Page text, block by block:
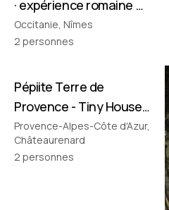
· expérience romaine &
cinéma privé
Occitanie, Nîmes
2 personnes
Tiny House
Pépiite Terre de
Provence - Tiny House
avec Jacuzzi en
Provence
Provence-Alpes-Côte d'Azur,
Châteaurenard
2 personnes